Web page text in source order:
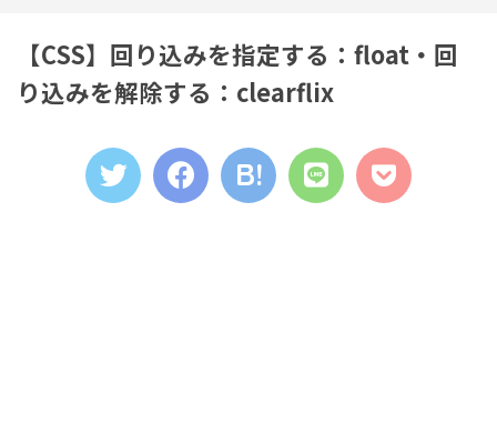
【CSS】回り込みを指定する：float・回
り込みを解除する：clearflix